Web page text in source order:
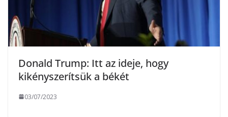
Donald Trump: Itt az ideje, hogy
kikényszerítsük a békét
03/07/2023